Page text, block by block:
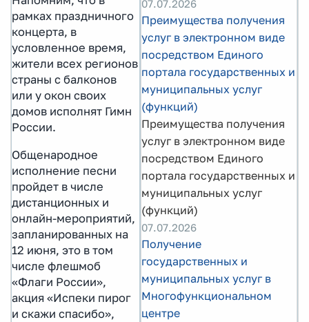
рамках праздничного
концерта, в
условленное время,
жители всех регионов
страны с балконов
или у окон своих
домов исполнят Гимн
России.
Общенародное
исполнение песни
пройдет в числе
дистанционных и
онлайн-мероприятий,
запланированных на
12 июня, это в том
числе флешмоб
«Флаги России»,
акция «Испеки пирог
и скажи спасибо»,
07.07.2026
Преимущества получения
услуг в электронном виде
посредством Единого
портала государственных и
муниципальных услуг
(функций)
Преимущества получения
услуг в электронном виде
посредством Единого
портала государственных и
муниципальных услуг
(функций)
07.07.2026
Получение
государственных и
муниципальных услуг в
Многофункциональном
центре